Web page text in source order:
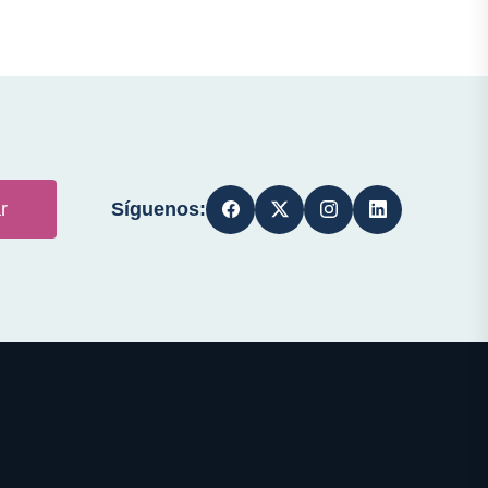
Síguenos: